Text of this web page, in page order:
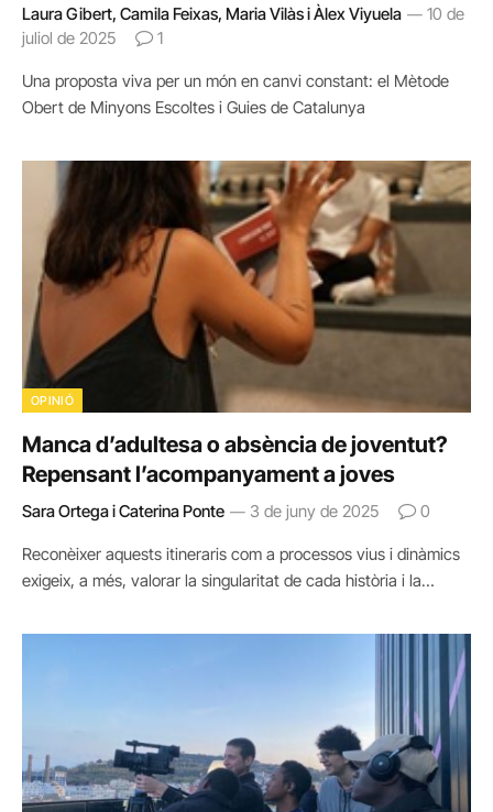
Laura Gibert, Camila Feixas, Maria Vilàs i Àlex Viyuela
10 de
juliol de 2025
1
Una proposta viva per un món en canvi constant: el Mètode
Obert de Minyons Escoltes i Guies de Catalunya
OPINIÓ
Manca d’adultesa o absència de joventut?
Repensant l’acompanyament a joves
Sara Ortega i Caterina Ponte 3 de juny de 2025 0
Reconèixer aquests itineraris com a processos vius i dinàmics
exigeix, a més, valorar la singularitat de cada història i la…